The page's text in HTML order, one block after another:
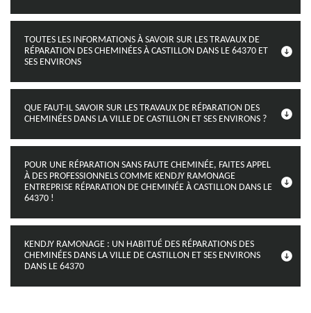
TOUTES LES INFORMATIONS À SAVOIR SUR LES TRAVAUX DE
RÉPARATION DES CHEMINÉES À CASTILLON DANS LE 64370 ET
SES ENVIRONS
QUE FAUT-IL SAVOIR SUR LES TRAVAUX DE RÉPARATION DES
CHEMINÉES DANS LA VILLE DE CASTILLON ET SES ENVIRONS ?
POUR UNE RÉPARATION SANS FAUTE CHEMINÉE, FAITES APPEL
À DES PROFESSIONNELS COMME KENDJY RAMONAGE
ENTREPRISE RÉPARATION DE CHEMINÉE À CASTILLON DANS LE
64370 !
KENDJY RAMONAGE : UN HABITUÉ DES RÉPARATIONS DES
CHEMINÉES DANS LA VILLE DE CASTILLON ET SES ENVIRONS
DANS LE 64370